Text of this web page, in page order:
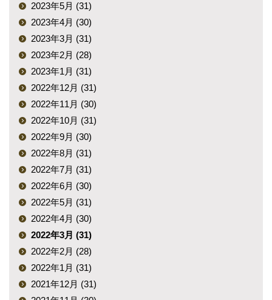
2023年5月 (31)
2023年4月 (30)
2023年3月 (31)
2023年2月 (28)
2023年1月 (31)
2022年12月 (31)
2022年11月 (30)
2022年10月 (31)
2022年9月 (30)
2022年8月 (31)
2022年7月 (31)
2022年6月 (30)
2022年5月 (31)
2022年4月 (30)
2022年3月 (31)
2022年2月 (28)
2022年1月 (31)
2021年12月 (31)